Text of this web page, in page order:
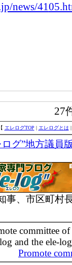
news/41
27
【 エレログTOP | エレログとは
グ”地方議員
事、市区町村
committee
and the ele-
Promote